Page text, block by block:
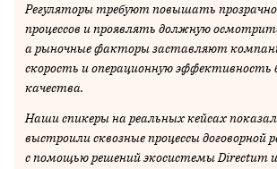
Регуляторы требуют повышать
процессов и проявлять должную
а рыночные факторы заставляют
скорость и операционную эффективность
качества.
Наши спикеры на реальных кейсах
выстроили сквозные процессы договорной
с помощью решений экосистемы Directum